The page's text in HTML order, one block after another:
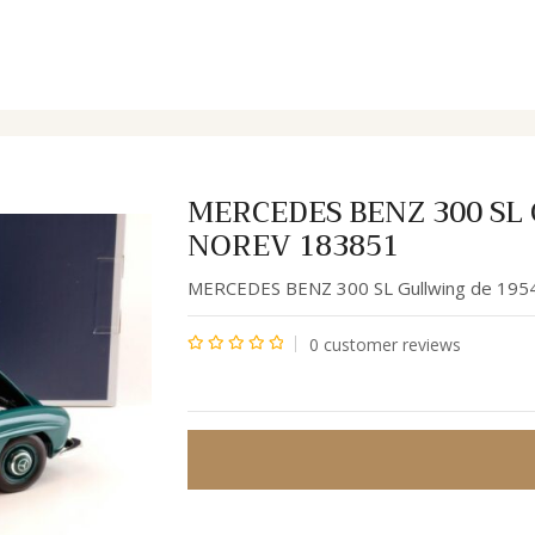
MERCEDES BENZ 300
NOREV 183851
MERCEDES BENZ 300 SL Gullwing de
sur
0 customer reviews